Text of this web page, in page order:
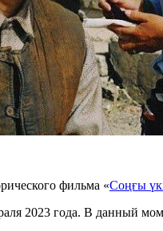
фильма «Соңғы
2023 года. В данный